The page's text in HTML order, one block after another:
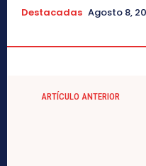
Destacadas Agosto 8,
ARTÍCULO ANTERIOR